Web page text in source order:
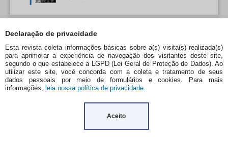
Declaração de privacidade
Esta revista coleta informações básicas sobre a(s) visita(s) realizada(s)
para aprimorar a experiência de navegação dos visitantes deste site,
segundo o que estabelece a LGPD (Lei Geral de Proteção de Dados). Ao
utilizar este site, você concorda com a coleta e tratamento de seus
dados pessoais por meio de formulários e cookies. Para mais
informações, leia nossa política de privacidade.
Aceito